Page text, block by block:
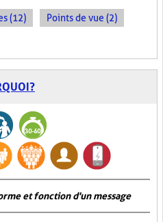
(12) Points de vue (2)
et fonction d'un message